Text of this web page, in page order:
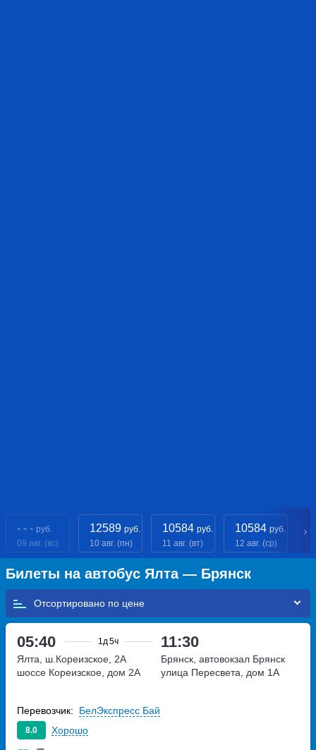
- - - руб.
09 авг. (вс)
12589 руб.
10 авг. (пн)
10584 руб.
11 авг. (вт)
10584 руб.
12 авг. (ср)
Билеты на автобус Ялта — Брянск
Отсортировано по
05:40 1д5ч 11:30
Ялта, ш.Кореизское, 2А
шоссе Кореизское, дом 2А
Брянск, автовокзал Брянск
улица Пересвета, дом 1А
8.0 Хорошо
Перевозчик: БелЭкспресс Бай